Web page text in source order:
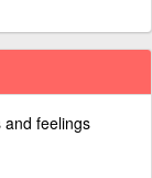
feelings